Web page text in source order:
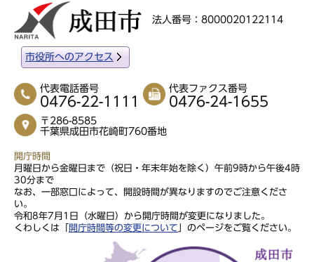
法人番号：8000020122114
市役所へのアクセス
代表電話番号
0476-22-1111
代表ファクス番号
0476-24-1655
〒286-8585
千葉県成田市花崎町760番地
開庁時間
月曜日から金曜日まで（祝日・年末年始を除く）午前9時から午後4時
30分まで
なお、一部窓口によって、開設時間が異なりますのでご注意くださ
い。
令和8年7月1日（水曜日）から開庁時間が変更になりました。
くわしくは「
開庁時間等の変更について 」のページをご覧ください。